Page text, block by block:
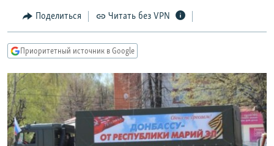
навигации
Вернутся
поиску
IDEL.РЕАЛИИ
СЕВЕР.РЕАЛИИ
СИБИРЬ.РЕАЛИИ
РАСПИСАНИЕ ВЕЩАНИЯ
ПОДПИШИТЕСЬ НА РАССЫЛКУ
Поделиться Читать без VPN
Приоритетный источник в Google